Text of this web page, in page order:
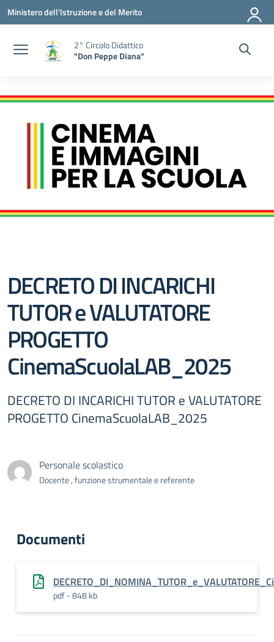
Vai ai contenuti
Vai al menu di navigazione
Vai al footer
Ministero dell'Istruzione e del Merito
2° Circolo Didattico
"Don Peppe Diana"
DECRETO DI INCARICHI
TUTOR e VALUTATORE
PROGETTO
CinemaScuolaLAB_2025
DECRETO DI INCARICHI TUTOR e VALUTATORE
PROGETTO CinemaScuolaLAB_2025
Personale scolastico
Docente , funzione strumentale e referente
Documenti
pdf - 848 kb